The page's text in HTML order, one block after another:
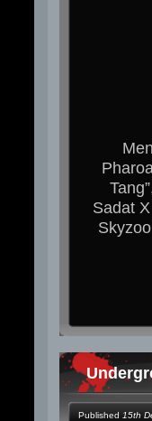
Sadat
Published 15th